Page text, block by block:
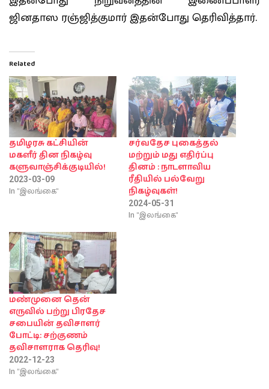
ஜினதாஸ ரஞ்ஜித்குமார் இதன்போது தெரிவித்தார்.
Related
தமிழரசு கட்சியின்
மகளீர் தின நிகழ்வு
களுவாஞ்சிக்குடியில்!
2023-03-09
In "இலங்கை"
சர்வதேச புகைத்தல்
மற்றும் மது எதிர்ப்பு
தினம் : நாடளாவிய
ரீதியில் பல்வேறு
நிகழ்வுகள்!
2024-05-31
In "இலங்கை"
மண்முனை தென்
எருவில் பற்று பிரதேச
சபையின் தவிசாளர்
போட்டி: சற்குணம்
தவிசாளராக தெரிவு!
2022-12-23
In "இலங்கை"